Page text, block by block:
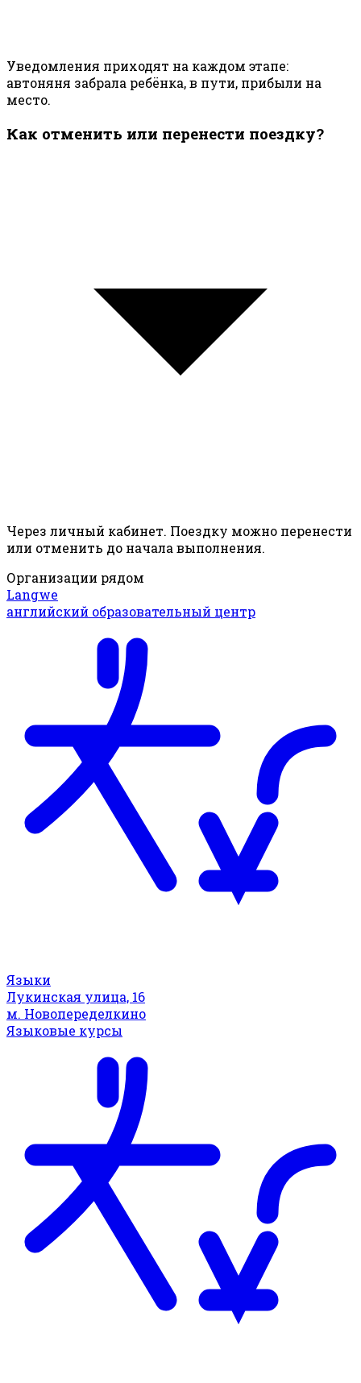
Уведомления приходят на каждом этапе:
автоняня забрала ребёнка, в пути, прибыли на
место.
Как отменить или перенести поездку?
Через личный кабинет. Поездку можно перенести
или отменить до начала выполнения.
Организации рядом
Langwe
английский образовательный центр
Языки
Лукинская улица, 16
м. Новопеределкино
Языковые курсы